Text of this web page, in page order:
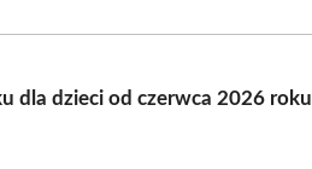
dla dzieci od czerwca 2026 roku